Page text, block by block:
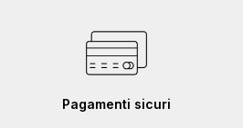
Pagamenti sicuri